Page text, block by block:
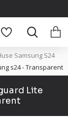
Samsung S24
s24 - Transparent
Lite